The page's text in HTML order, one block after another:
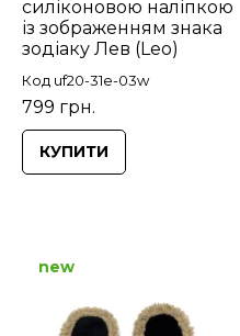
силіконовою наліпкою
із зображенням знака
зодіаку Лев (Leo)
Код uf20-31e-03w
799 грн.
КУПИТИ
new